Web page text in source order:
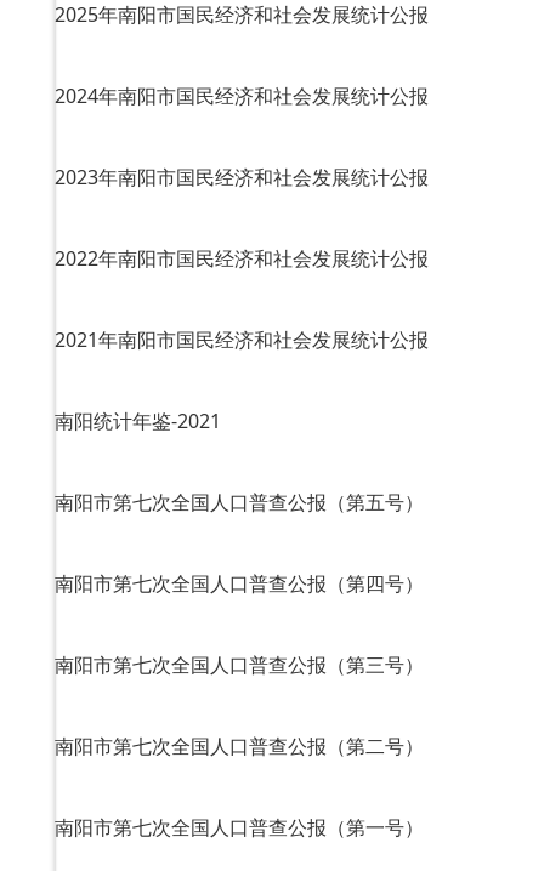
2025年南阳市国民经济和社会发展统计公报
2024年南阳市国民经济和社会发展统计公报
2023年南阳市国民经济和社会发展统计公报
2022年南阳市国民经济和社会发展统计公报
2021年南阳市国民经济和社会发展统计公报
南阳统计年鉴-2021
南阳市第七次全国人口普查公报（第五号）
南阳市第七次全国人口普查公报（第四号）
南阳市第七次全国人口普查公报（第三号）
南阳市第七次全国人口普查公报（第二号）
南阳市第七次全国人口普查公报（第一号）